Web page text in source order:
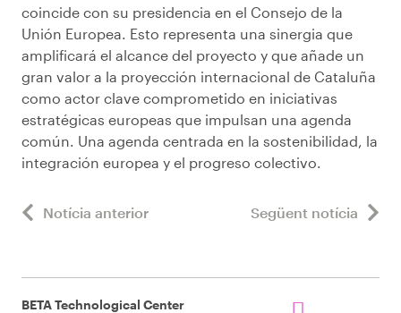
coincide con su presidencia en el Consejo de la
Unión Europea. Esto representa una sinergia que
amplificará el alcance del proyecto y que añade un
gran valor a la proyección internacional de Cataluña
como actor clave comprometido en iniciativas
estratégicas europeas que impulsan una agenda
común. Una agenda centrada en la sostenibilidad, la
integración europea y el progreso colectivo.
Notícia anterior Següent notícia
BETA Technological Center